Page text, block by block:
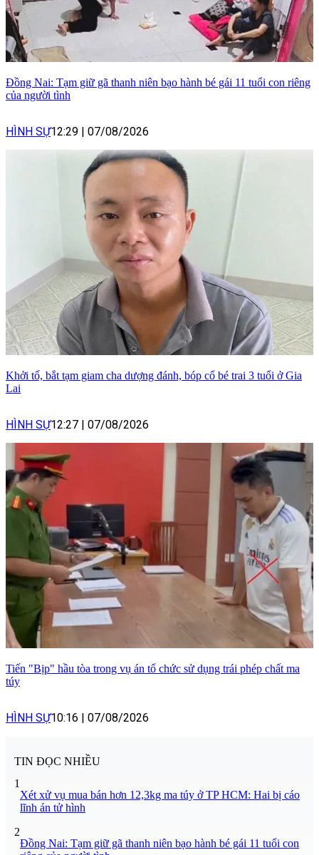
Đồng Nai: Tạm giữ gã thanh niên bạo hành bé gái 11 tuổi con riêng
của người tình
HÌNH SỰ12:29 07/08/2026
Khởi tố, bắt tạm giam cha dượng đánh, bóp cổ bé trai 3 tuổi ở Gia
Lai
HÌNH SỰ12:27 07/08/2026
Tiến "Bịp" hầu tòa trong vụ án tổ chức sử dụng trái phép chất ma
túy
HÌNH SỰ10:16 07/08/2026
TIN ĐỌC NHIỀU
1
Xét xử vụ mua bán hơn 12,3kg ma túy ở TP HCM: Hai bị cáo
lĩnh án tử hình
2
Đồng Nai: Tạm giữ gã thanh niên bạo hành bé gái 11 tuổi con